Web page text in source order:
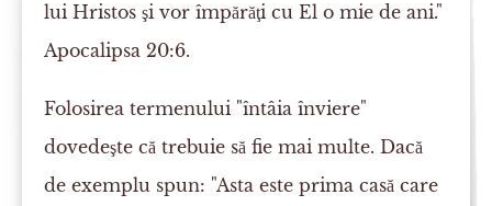
lui Hristos şi vor împărăţi cu El o mie de ani."
Apocalipsa 20:6.
Folosirea termenului "întâia înviere"
dovedeşte că trebuie să fie mai multe. Dacă
de exemplu spun: "Asta este prima casă care